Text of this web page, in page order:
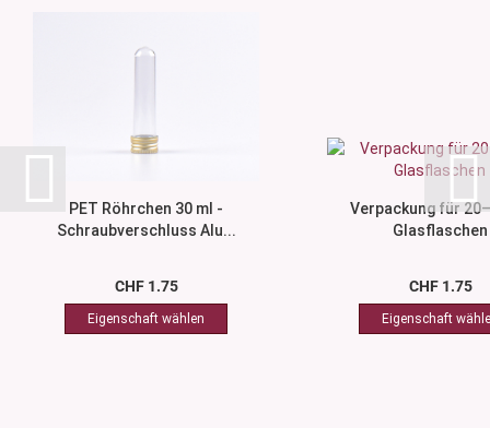
PET Röhrchen 30 ml -
Schraubverschluss Alu...
CHF 1.75
Verpackung für
Glasflaschen
CHF 1.75